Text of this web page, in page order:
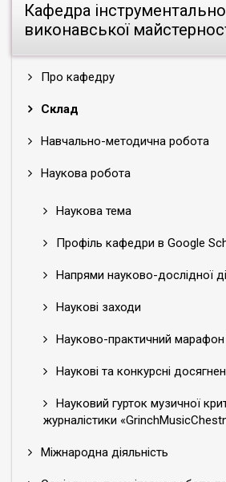
Кафедра
виконавської
Про кафедру
Склад
Навчально-методична робота
Наукова робота
Наукова тема
Профіль кафедри в Google
Напрями науково-дослідної
Наукові заходи
Науково-практичний
Наукові та конкурсні
Науковий гурток музичної
журналістики
Міжнародна діяльність